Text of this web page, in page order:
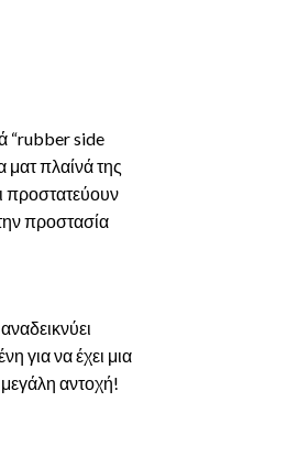
“rubber side
πλαίνά της
προστατεύουν
προστασία
για να έχει μια
αντοχή!